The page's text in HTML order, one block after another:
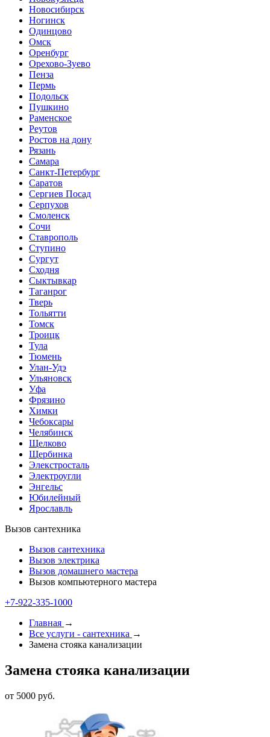
Новосибирск
Ногинск
Одинцово
Омск
Оренбург
Орехово-Зуево
Пенза
Пермь
Подольск
Пушкино
Раменское
Реутов
Ростов на дону
Рязань
Самара
Санкт-Петербург
Саратов
Сергиев Посад
Серпухов
Смоленск
Сочи
Ставрополь
Ступино
Сургут
Сходня
Сыктывкар
Таганрог
Тверь
Тольятти
Томск
Троицк
Тула
Тюмень
Улан-Удэ
Ульяновск
Уфа
Фрязино
Химки
Чебоксары
Челябинск
Щелково
Щербинка
Элекстросталь
Электроугли
Энгельс
Юбилейный
Ярославль
Вызов сантехника
Вызов сантехника
Вызов электрика
Вызов домашнего мастера
Вызов компьютерного мастера
+7-922-335-2000
Главная →
Все услуги - cантехника →
Замена стояка канализации
Замена стояка канализации
от 5000 руб.